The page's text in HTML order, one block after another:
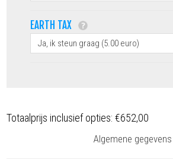
EARTH TAX
Totaalprijs inclusief opties:€652,00
Algemene gegevens